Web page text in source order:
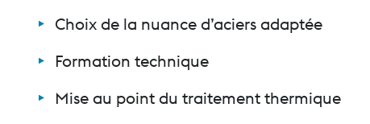
Choix de la nuance d’aciers adaptée
Formation technique
Mise au point du traitement thermique